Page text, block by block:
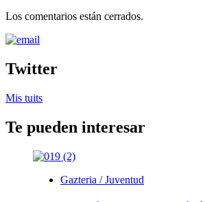
Los comentarios están cerrados.
Twitter
Mis tuits
Te pueden interesar
Gazteria / Juventud